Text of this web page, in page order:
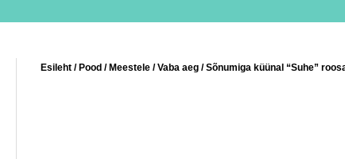
Esileht /Pood /Meestele /Vaba aeg / Sõnumiga küünal “Suhe”